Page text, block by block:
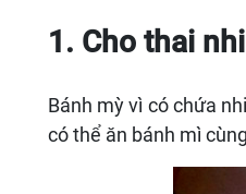
1. Cho thai
Bánh mỳ vì có chứa
có thể ăn bánh mì